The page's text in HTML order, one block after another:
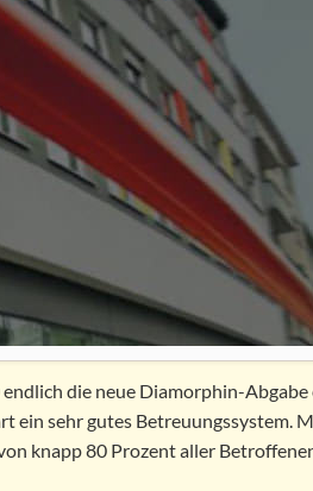
die neue Diamorphin-
ein sehr gutes Betreuungssystem.
knapp 80 Prozent aller